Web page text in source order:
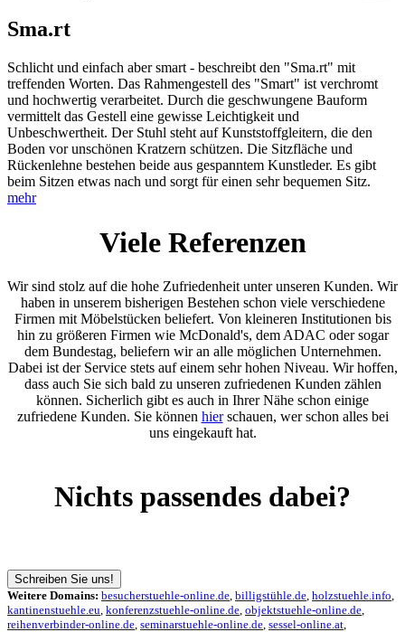
Sma.rt
Schlicht und einfach aber smart - beschreibt den "Sma.rt" mit
treffenden Worten. Das Rahmengestell des "Smart" ist verchromt
und hochwertig verarbeitet. Durch die geschwungene Bauform
vermittelt das Gestell eine gewisse Leichtigkeit und
Unbeschwertheit. Der Stuhl steht auf Kunststoffgleitern, die den
Boden vor unschönen Kratzern schützen. Die Sitzfläche und
Rückenlehne bestehen beide aus gespanntem Kunstleder. Es gibt
beim Sitzen etwas nach und sorgt für einen sehr bequemen Sitz.
mehr
Viele Referenzen
Wir sind stolz auf die hohe Zufriedenheit unter unseren Kunden. Wir
haben in unserem bisherigen Bestehen schon viele verschiedene
Firmen mit Möbelstücken beliefert. Von kleineren Institutionen bis
hin zu größeren Firmen wie McDonald's, dem ADAC oder sogar
dem Bundestag, beliefern wir an alle möglichen Unternehmen.
Dabei ist der Service stets auf einem sehr hohen Niveau. Wir hoffen,
dass auch Sie sich bald zu unseren zufriedenen Kunden zählen
können. Sicherlich gibt es auch in Ihrer Nähe schon einige
zufriedene Kunden. Sie können hierschauen, wer schon alles bei
uns eingekauft hat.
Nichts passendes dabei?
Schreiben Sie uns!
Weitere Domains: besucherstuehle-online.de, billigstühle.de, holzstuehle.info,
kantinenstuehle.eu, konferenzstuehle-online.de, objektstuehle-online.de,
reihenverbinder-online.de, seminarstuehle-online.de, sessel-online.at,